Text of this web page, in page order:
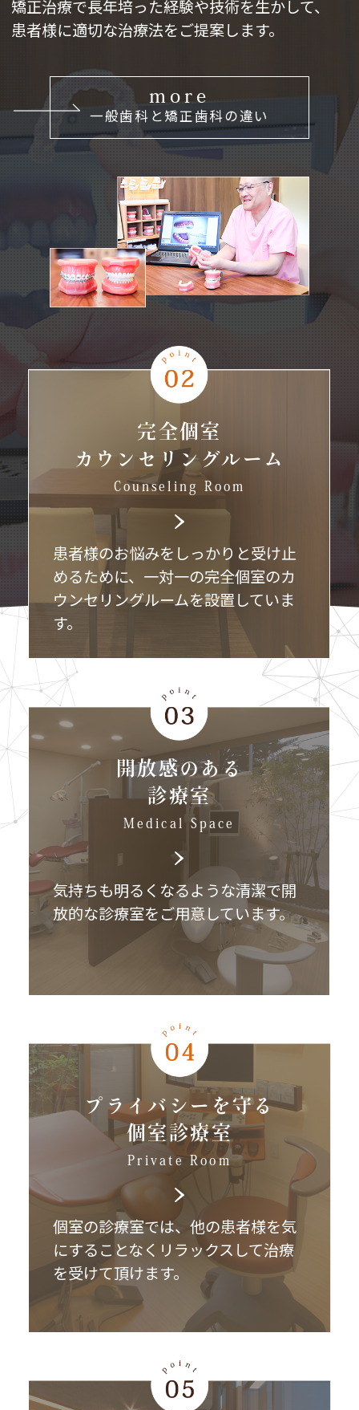
矯正治療で長年培った経験や技術を生かして、
患者様に適切な治療法をご提案します。
more
一般歯科と矯正歯科の違い
完全個室
カウンセリングルーム
Counseling Room
患者様のお悩みをしっかりと受け止
めるために、一対一の完全個室のカ
ウンセリングルームを設置していま
す。
開放感のある
診療室
Medical Space
気持ちも明るくなるような清潔で開
放的な診療室をご用意しています。
プライバシーを守る
個室診療室
Private Room
個室の診療室では、他の患者様を気
にすることなくリラックスして治療
を受けて頂けます。